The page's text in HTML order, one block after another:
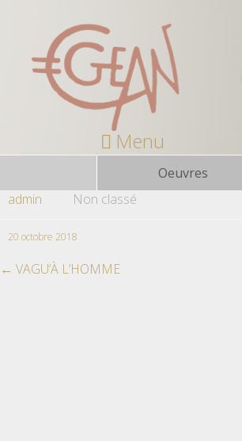
Menu
Oeuvres
admin
Non classé
20 octobre 2018
← VAGU’À L’HOMME